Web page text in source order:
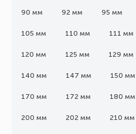
90 мм 92 мм 95 мм
105 мм 110 мм 111 мм
120 мм 125 мм 129 мм
140 мм 147 мм 150 мм
170 мм 172 мм 180 мм
200 мм 202 мм 210 мм